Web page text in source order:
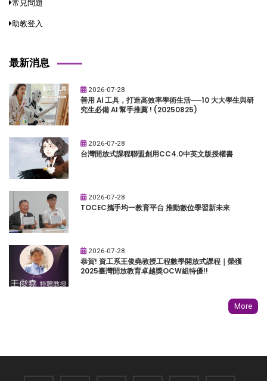
常見問題
助教登入
最新消息
2026-07-28
善用 AI 工具，打造高效率學術生活──10 大大學生與研
究生必備 AI 幫手推薦 ! (20250825)
2026-07-28
台灣開放式課程聯盟創用CC4.0中英文版授權書
2026-07-28
TOCEC攜手均一教育平台 推動數位學習新未來
2026-07-28
恭賀! 資工系王俊堯教授工程數學開放式課程｜榮獲
2025臺灣開放教育卓越獎OCW組特優!!
More